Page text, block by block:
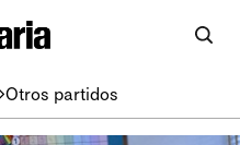
Otros partidos